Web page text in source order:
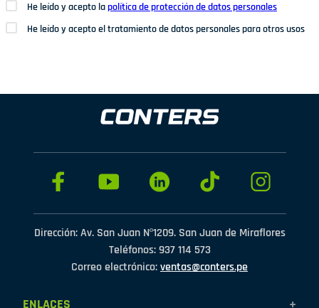
He leído y acepto lapolítica de protección de datos personales
He leído y acepto el tratamiento de datos personales para otros usos
Dirección: Av. San Juan Nº1209. San Juan de Miraflores
Teléfonos: 937 114 573
Correo electrónico:ventas@conters.pe
ENLACES +